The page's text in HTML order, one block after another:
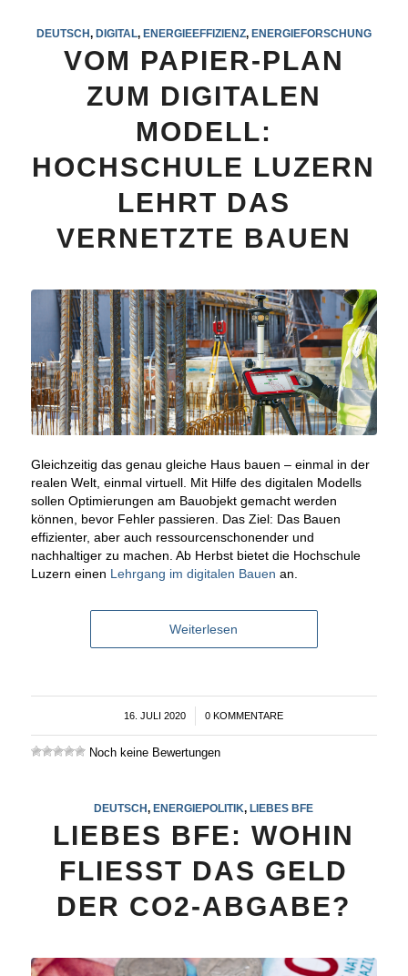
DEUTSCH, DIGITAL, ENERGIEEFFIZIENZ, ENERGIEFORSCHUNG
VOM PAPIER-PLAN
ZUM DIGITALEN
MODELL:
HOCHSCHULE LUZERN
LEHRT DAS
VERNETZTE BAUEN
Gleichzeitig das genau gleiche Haus bauen – einmal in der
realen Welt, einmal virtuell. Mit Hilfe des digitalen Modells
sollen Optimierungen am Bauobjekt gemacht werden
können, bevor Fehler passieren. Das Ziel: Das Bauen
effizienter, aber auch ressourcenschonender und
nachhaltiger zu machen. Ab Herbst bietet die Hochschule
Luzern einen Lehrgang im digitalen Bauen an.
Weiterlesen
16. JULI 2020 0 KOMMENTARE
Noch keine Bewertungen
DEUTSCH, ENERGIEPOLITIK, LIEBES BFE
LIEBES BFE: WOHIN
FLIESST DAS GELD
DER CO2-ABGABE?